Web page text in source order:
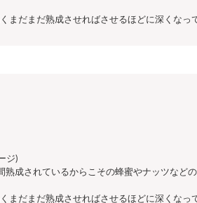
まだまだ熟成させればさせるほどに深くなっ
ジ)
熟成されているからこその蜂蜜やナッツなど
まだまだ熟成させればさせるほどに深くなっ